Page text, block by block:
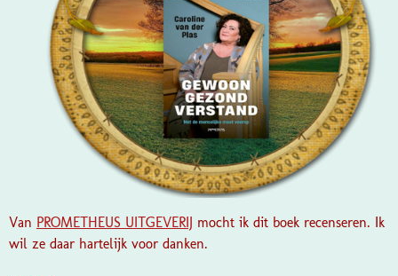
Van PROMETHEUS UITGEVERIJ mocht ik dit boek recenseren. Ik
wil ze daar hartelijk voor danken.